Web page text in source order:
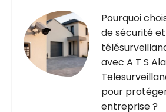
Pourquoi
de sécurité et
avec A T S
pour
entreprise ?